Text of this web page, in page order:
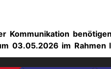
Kommunikation
03.05.2026 im Rahmen